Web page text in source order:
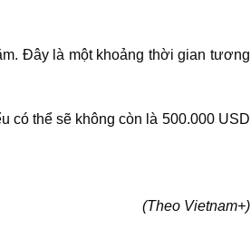
Đây là một khoảng thời gian tương
có thể sẽ không còn là 500.000 USD
(Theo Vietnam+)